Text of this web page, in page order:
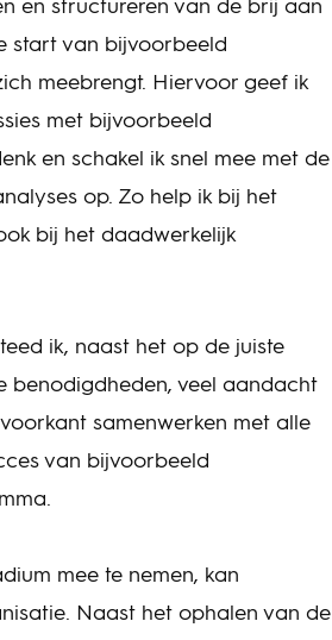
en structureren van de brij aan
start van bijvoorbeeld
meebrengt. Hiervoor geef ik
met bijvoorbeeld
en schakel ik snel mee met de
op. Zo help ik bij het
bij het daadwerkelijk
ik, naast het op de juiste
benodigdheden, veel aandacht
samenwerken met alle
van bijvoorbeeld
mee te nemen, kan
Naast het ophalen van de